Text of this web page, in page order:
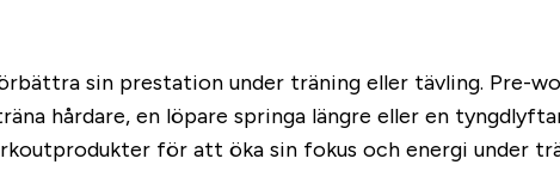
sin prestation under träning eller tävling. Pre-
hårdare, en löpare springa längre eller en
för att öka sin fokus och energi under